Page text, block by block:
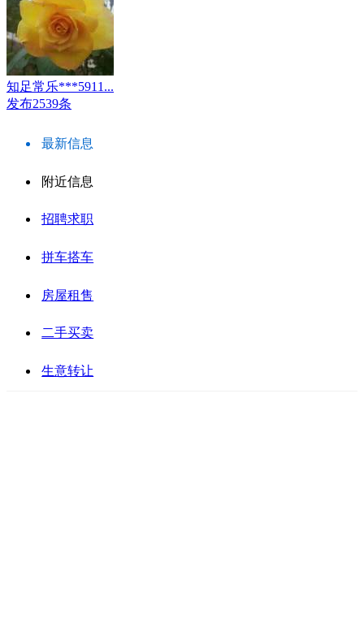
知足常乐***5911...
发布2539条
最新信息
附近信息
招聘求职
拼车搭车
房屋租售
二手买卖
生意转让